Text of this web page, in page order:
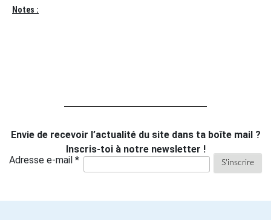
Notes :
Envie de recevoir l’actualité du site dans ta boîte mail ?
Inscris-toi à notre newsletter !
Adresse e-mail *